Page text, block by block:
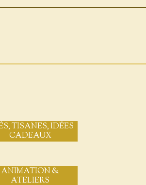
TISANES, IDÉES
CADEAUX
ANIMATION &
ATELIERS